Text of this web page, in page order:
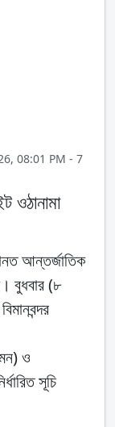
08:01 PM - 7
ওঠানামা
আন্তর্জাতিক
বুধবার (৮
ও
সূচি